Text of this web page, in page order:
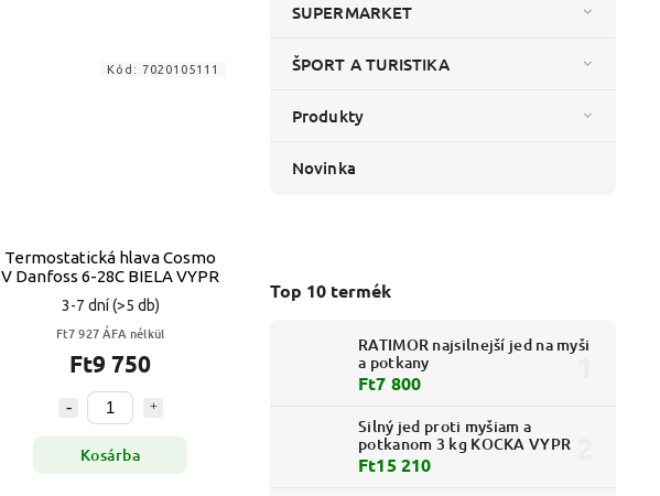
SUPERMARKET
ŠPORT A TURISTIKA
Produkty
Novinka
Top 10 termék
RATIMOR najsilnejší jed na myši
a potkany
Ft7 800
Silný jed proti myšiam a
potkanom 3 kg KOCKA VYPR
Ft15 210
Termostatická hlava Cosmo
V Danfoss 6-28C BIELA VYPR
3-7 dní(>5 db)
Ft7 927 ÁFA nélkül
Ft9 750
Kosárba
Kód: 7020105111